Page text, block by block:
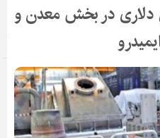
میلیون دلاری در بخش معدن و